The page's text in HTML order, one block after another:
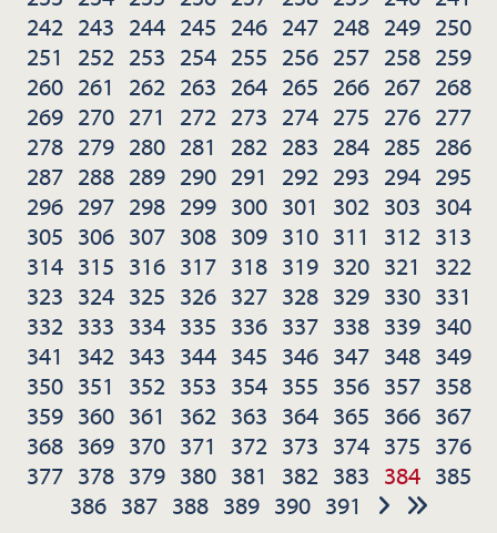
242 243 244 245 246 247 248 249 250
251
252 253 254 255 256 257 258 259
260 261 262 263 264 265 266 267 268
269 270 271 272 273 274 275 276 277
278 279 280 281 282 283 284 285 286
287 288 289 290 291 292 293 294 295
296 297 298 299 300 301 302 303 304
305 306 307 308 309 310 311 312 313
314 315 316 317 318 319 320 321
322
323 324 325 326 327 328 329 330 331
332 333 334 335 336 337 338 339 340
341
342 343 344 345 346 347 348 349
350 351 352 353 354 355 356 357 358
359 360 361 362 363 364 365 366 367
368 369 370 371 372 373 374 375 376
377 378 379 380 381 382 383 384 385
386 387 388 389 390 391